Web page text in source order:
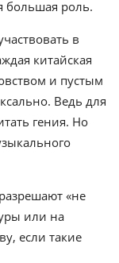
большая роль.
в
китайская
и пустым
Ведь для
гения. Но
«не
или на
если такие